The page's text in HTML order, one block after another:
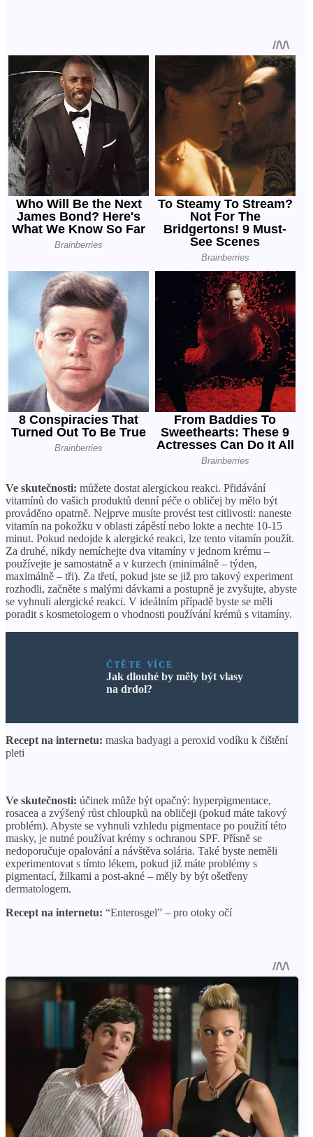
Ve skutečnosti: můžete dostat alergickou reakci. Přidávání
vitamínů do vašich produktů denní péče o obličej by mělo být
prováděno opatrně. Nejprve musíte provést test citlivosti: naneste
vitamín na pokožku v oblasti zápěstí nebo lokte a nechte 10-15
minut. Pokud nedojde k alergické reakci, lze tento vitamín použít.
Za druhé, nikdy nemíchejte dva vitamíny v jednom krému –
používejte je samostatně a v kurzech (minimálně – týden,
maximálně – tři). Za třetí, pokud jste se již pro takový experiment
rozhodli, začněte s malými dávkami a postupně je zvyšujte, abyste
se vyhnuli alergické reakci. V ideálním případě byste se měli
poradit s kosmetologem o vhodnosti používání krémů s vitamíny.
ČTĚTE VÍCE
Jak dlouhé by měly být vlasy
na drdol?
Recept na internetu: maska ​​badyagi a peroxid vodíku k čištění
pleti
Ve skutečnosti: účinek může být opačný: hyperpigmentace,
rosacea a zvýšený růst chloupků na obličeji (pokud máte takový
problém). Abyste se vyhnuli vzhledu pigmentace po použití této
masky, je nutné používat krémy s ochranou SPF. Přísně se
nedoporučuje opalování a návštěva solária. Také byste neměli
experimentovat s tímto lékem, pokud již máte problémy s
pigmentací, žilkami a post-akné – měly by být ošetřeny
dermatologem.
Recept na internetu: “Enterosgel” – pro otoky očí